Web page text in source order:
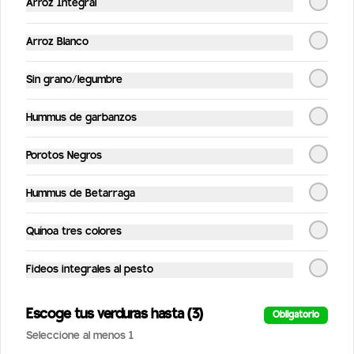
$2.190
$3.490
Arroz Integral
Arroz Blanco
Sin grano/legumbre
Hummus de garbanzos
Porotos Negros
Hummus de Betarraga
Quínoa tres colores
Fideos integrales al pesto
Escoge tus verduras hasta (3) Obligatorio
Seleccione al menos 1